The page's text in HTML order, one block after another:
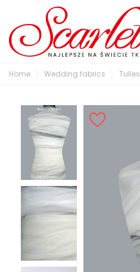
Home Wedding fabrics Tulles